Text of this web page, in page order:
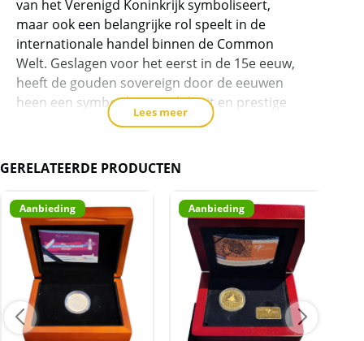
voegen
van het Verenigd Koninkrijk symboliseert,
maar ook een belangrijke rol speelt in de
internationale handel binnen de Common
Welt. Geslagen voor het eerst in de 15e eeuw,
heeft de gouden sovereign door de eeuwen
heen een symbool van stabiliteit en prestige
gevormd, niet alleen voor het VK maar ook
Common Welt.
Koninkrijk, blijft het epicentrum van deze
prachtige gouden munten. Hier, en in andere
belangrijke muntplaatsen over de hele wereld,
wordt elk exemplaar geslagen met
onberispelijk vakmanschap, dat getuigt van het
gerespecteerde Britse muntmeesterschap.
Deze munten zijn vanaf 1817 geslagen. De
Lees meer
GERELATEERDE PRODUCTEN
Aanbieding Aanbieding